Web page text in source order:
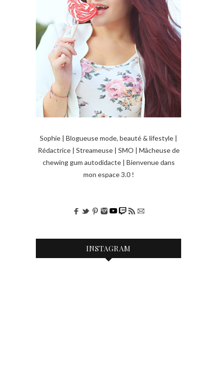
Sophie | Blogueuse mode, beauté & lifestyle |
Rédactrice | Streameuse | SMO | Mâcheuse de
chewing gum autodidacte | Bienvenue dans
mon espace 3.0 !
INSTAGRAM